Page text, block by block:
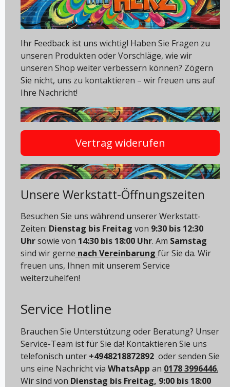
Ihr Feedback ist uns wichtig! Haben Sie Fragen zu
unseren Produkten oder Vorschläge, wie wir
unseren Shop weiter verbessern können? Zögern
Sie nicht, uns zu kontaktieren – wir freuen uns auf
Ihre Nachricht!
Vertrag widerufen
Unsere Werkstatt-Öffnungszeiten
Besuchen Sie uns während unserer Werkstatt-
Zeiten: Dienstag bis Freitag von 9:30 bis 12:30
Uhrsowie von 14:30 bis 18:00 Uhr. Am Samstag
sind wir gerne nach Vereinbarung für Sie da. Wir
freuen uns, Ihnen mit unserem Service
weiterzuhelfen!
Service Hotline
Brauchen Sie Unterstützung oder Beratung? Unser
Service-Team ist für Sie da! Kontaktieren Sie uns
telefonisch unter +4948218872892 oder senden Sie
uns eine Nachricht via WhatsApp an 0178 3996446.
Wir sind von Dienstag bis Freitag, 9:00 bis 18:00